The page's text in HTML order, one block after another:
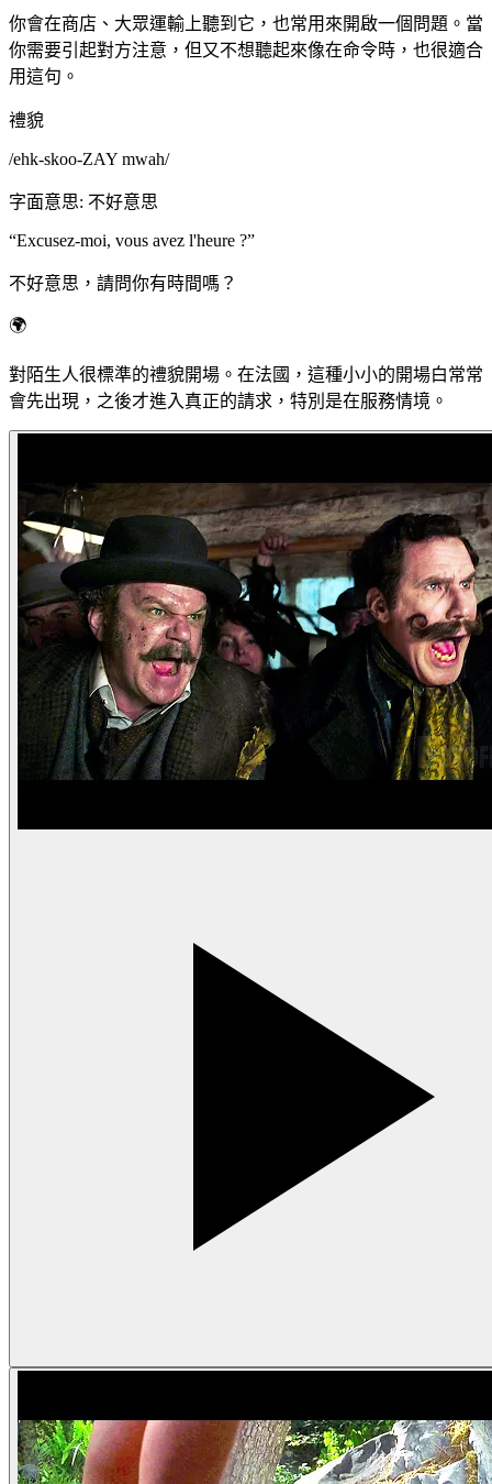
你會在商店、大眾運輸上聽到它，也常用來開啟一個問題。當
你需要引起對方注意，但又不想聽起來像在命令時，也很適合
用這句。
禮貌
/ehk-skoo-ZAY mwah/
字面意思: 不好意思
“Excusez-moi, vous avez l'heure ?”
不好意思，請問你有時間嗎？
🌍
對陌生人很標準的禮貌開場。在法國，這種小小的開場白常常
會先出現，之後才進入真正的請求，特別是在服務情境。